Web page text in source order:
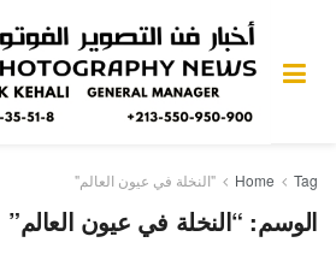
Home Tag "النخلة في عيون العالم"
الوسم: “النخلة في عيون العالم”